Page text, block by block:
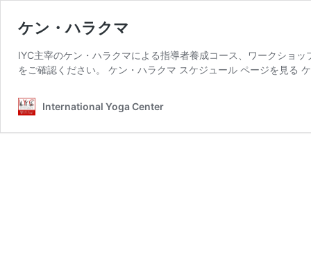
ケン・ハラクマ
IYC主宰のケン・ハラクマによる指導者養成コース、ワークショ
をご確認ください。 ケン・ハラクマ スケジュール ページを見る
International Yoga Center